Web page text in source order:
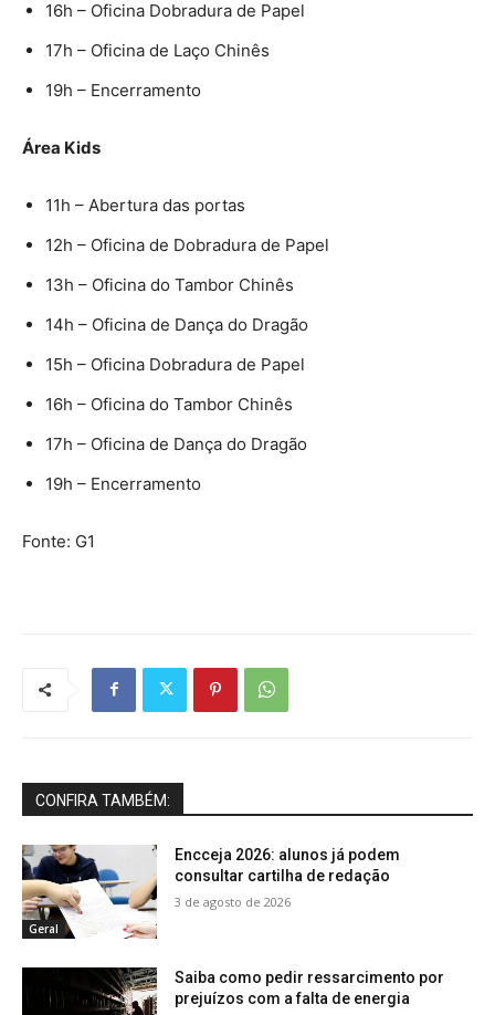
16h – Oficina Dobradura de Papel
17h – Oficina de Laço Chinês
19h – Encerramento
Área Kids
11h – Abertura das portas
12h – Oficina de Dobradura de Papel
13h – Oficina do Tambor Chinês
14h – Oficina de Dança do Dragão
15h – Oficina Dobradura de Papel
16h – Oficina do Tambor Chinês
17h – Oficina de Dança do Dragão
19h – Encerramento
Fonte: G1
CONFIRA TAMBÉM:
Geral
Encceja 2026: alunos já podem
consultar cartilha de redação
3 de agosto de 2026
Saiba como pedir ressarcimento por
prejuízos com a falta de energia